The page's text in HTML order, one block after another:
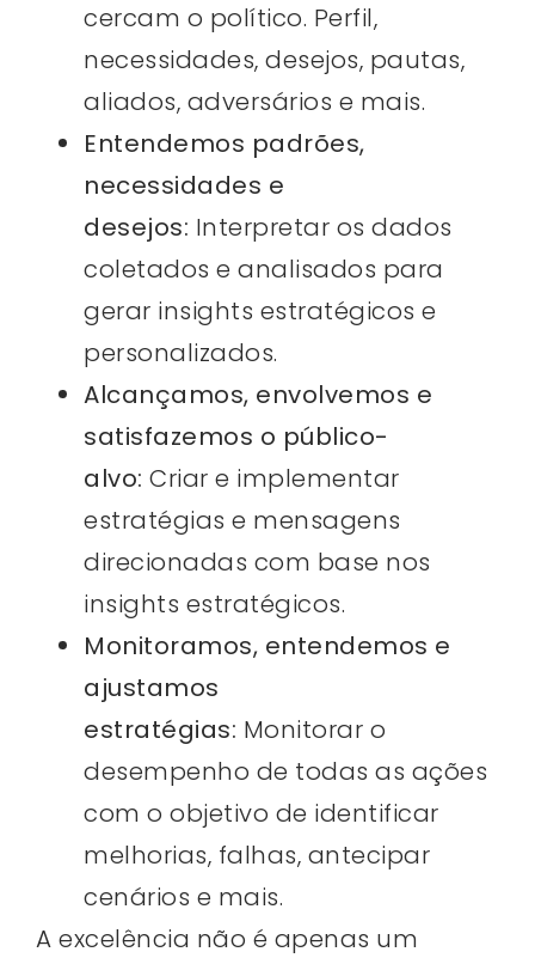
cercam o político. Perfil,
necessidades, desejos, pautas,
aliados, adversários e mais.
Entendemos padrões,
necessidades e
desejos: Interpretar os dados
coletados e analisados para
gerar insights estratégicos e
personalizados.
Alcançamos, envolvemos e
satisfazemos o público-
alvo: Criar e implementar
estratégias e mensagens
direcionadas com base nos
insights estratégicos.
Monitoramos, entendemos e
ajustamos
estratégias: Monitorar o
desempenho de todas as ações
com o objetivo de identificar
melhorias, falhas, antecipar
cenários e mais.
A excelência não é apenas um